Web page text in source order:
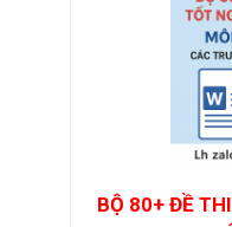
BỘ 80+ ĐỀ